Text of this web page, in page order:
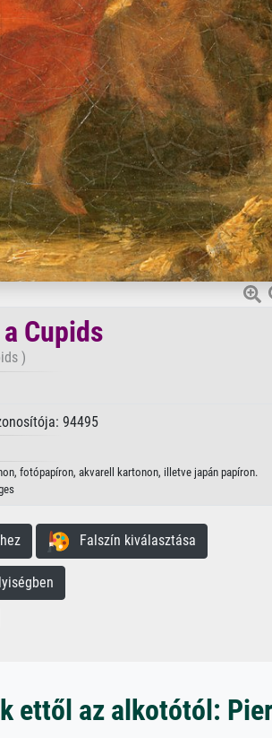
Cupids
)
94495
fotópapíron, akvarell kartonon, illetve japán papíron.
Falszín kiválasztása
ettől az alkotótól: